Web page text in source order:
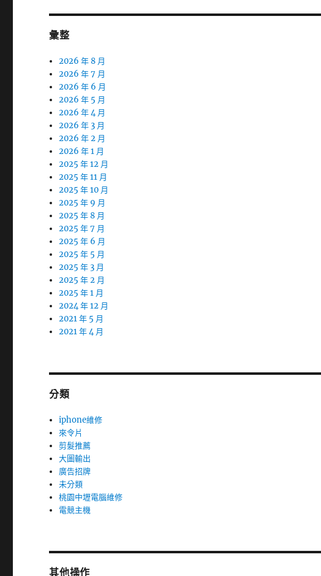
彙整
2026 年 8 月
2026 年 7 月
2026 年 6 月
2026 年 5 月
2026 年 4 月
2026 年 3 月
2026 年 2 月
2026 年 1 月
2025 年 12 月
2025 年 11 月
2025 年 10 月
2025 年 9 月
2025 年 8 月
2025 年 7 月
2025 年 6 月
2025 年 5 月
2025 年 3 月
2025 年 2 月
2025 年 1 月
2024 年 12 月
2021 年 5 月
2021 年 4 月
分類
iphone維修
來令片
剪髮推薦
大圖輸出
廣告招牌
未分類
桃園中壢電腦維修
電競主機
其他操作